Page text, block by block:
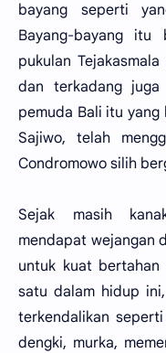
bayang seperti
Bayang-bayang itu
pukulan
dan terkadang
pemuda Bali itu yang
Sajiwo, telah
Condromowo silih
Sejak masih
mendapat wejangan
untuk kuat bertahan
satu dalam hidup
terkendalikan
dengki, murka,